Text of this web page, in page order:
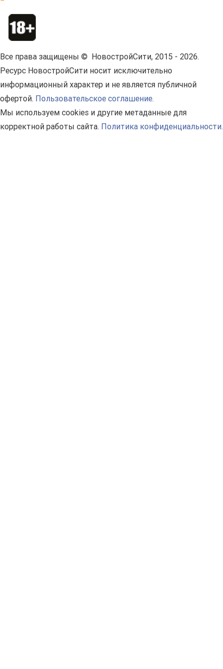
Все права защищены © НовостройСити, 2015 - 2026.
Ресурс НовостройСити носит исключительно
информационный характер и не является публичной
офертой. Пользовательское соглашение.
Мы используем cookies и другие метаданные для
корректной работы сайта. Политика конфиденциальности.